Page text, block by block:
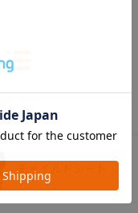
チャイルドシート